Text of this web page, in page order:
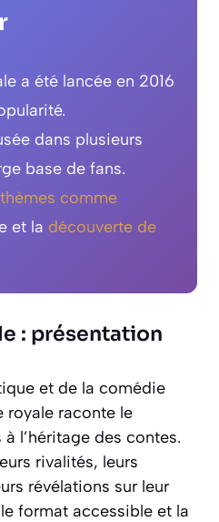
a été lancée en 2016
dans plusieurs
base de fans.
thèmes comme
et la découverte de
: présentation
et de la comédie
royale raconte le
l’héritage des contes.
rivalités, leurs
révélations sur leur
format accessible et la